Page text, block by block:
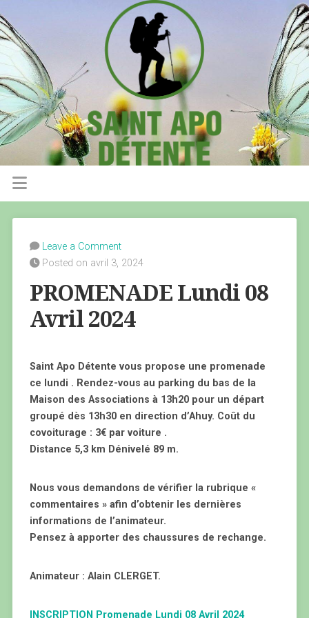
Leave a Comment
Posted on avril 3, 2024
PROMENADE Lundi 08
Avril 2024
Saint Apo Détente vous propose une promenade
ce lundi . Rendez-vous au parking du bas de la
Maison des Associations à 13h20 pour un départ
groupé dès 13h30 en direction d’Ahuy. Coût du
covoiturage : 3€ par voiture .
Distance 5,3 km Dénivelé 89 m.
Nous vous demandons de vérifier la rubrique «
commentaires » afin d’obtenir les dernières
informations de l’animateur.
Pensez à apporter des chaussures de rechange.
Animateur : Alain CLERGET.
INSCRIPTION Promenade Lundi 08 Avril 2024